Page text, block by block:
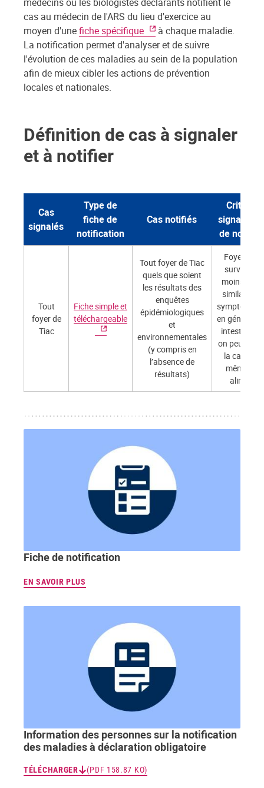
cas au médecin de l'ARS du lieu d'exercice au
moyen d'unefiche spécifique
à chaque maladie.
La notification permet d'analyser et de suivre
l'évolution de ces maladies au sein de la population
afin de mieux cibler les actions de prévention
locales et nationales.
Définition de cas à signaler
et à notifier
Cas
signalés
Type de
fiche de
notification
Cas notifiés
Critères
de
Tout
foyer de
Tiac
Fiche simple et
téléchargeable
Tout foyer de Tiac
quels que soient
les résultats des
enquêtes
épidémiologiques
et
environnementales
(y compris en
l’absence de
résultats)
Foyer de
survenue
moins
similaires
en général
intestinale,
on peut
la cause à
même
Fiche de notification
EN SAVOIR PLUS
Information des personnes sur la notification
des maladies à déclaration obligatoire
TÉLÉCHARGER (PDF 158.87 KO)